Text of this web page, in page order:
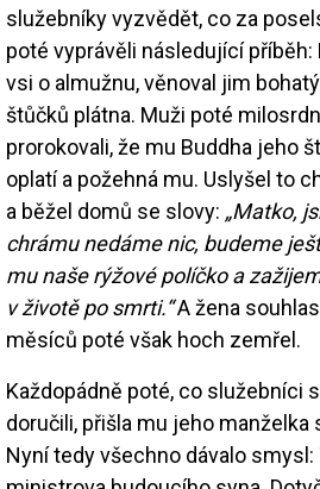
služebníky vyzvědět, co za
poté vyprávěli následující
vsi o almužnu, věnoval jim
štůčků plátna. Muži poté
prorokovali, že mu Buddha jeho
oplatí a požehná mu. Uslyšel to
a běžel domů se slovy: „Matko,
chrámu nedáme nic, budeme
mu naše rýžové políčko a
v životě po smrti.“A žena
měsíců poté však hoch zemřel.
Každopádně poté, co služebníci
doručili, přišla mu jeho manželka
Nyní tedy všechno dávalo